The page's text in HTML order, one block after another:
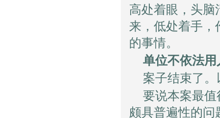
高处着眼，头脑
来，低处着手，
的事情。
单位不依法用
案子结束了
要说本案最
颇具普遍性的